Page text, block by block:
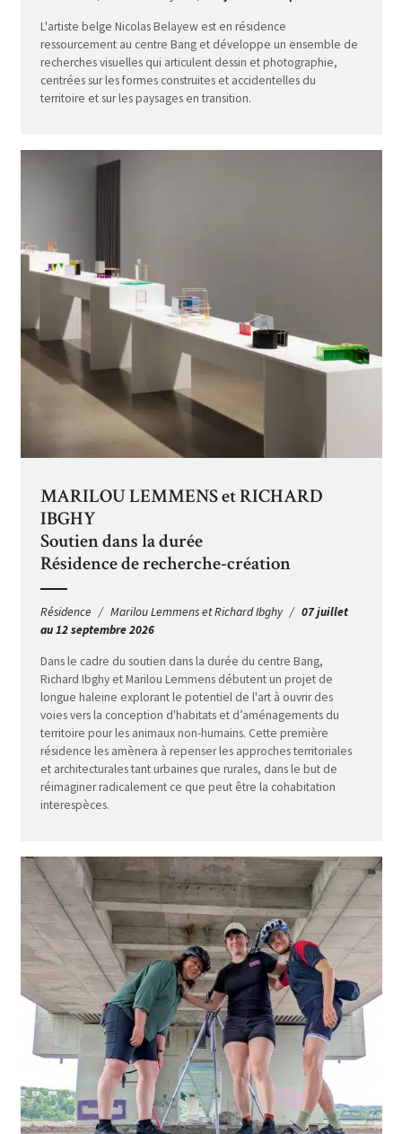
L'artiste belge Nicolas Belayew est en résidence
ressourcement au centre Bang et développe un ensemble de
recherches visuelles qui articulent dessin et photographie,
centrées sur les formes construites et accidentelles du
territoire et sur les paysages en transition.
MARILOU LEMMENS et RICHARD
IBGHY
Soutien dans la durée
Résidence de recherche-création
Résidence Marilou Lemmens et Richard Ibghy
07 juillet
au 12 septembre 2026
Dans le cadre du soutien dans la durée du centre Bang,
Richard Ibghy et Marilou Lemmens débutent un projet de
longue haleine explorant le potentiel de l'art à ouvrir des
voies vers la conception d'habitats et d’aménagements du
territoire pour les animaux non-humains. Cette première
résidence les amènera à repenser les approches territoriales
et architecturales tant urbaines que rurales, dans le but de
réimaginer radicalement ce que peut être la cohabitation
interespèces.